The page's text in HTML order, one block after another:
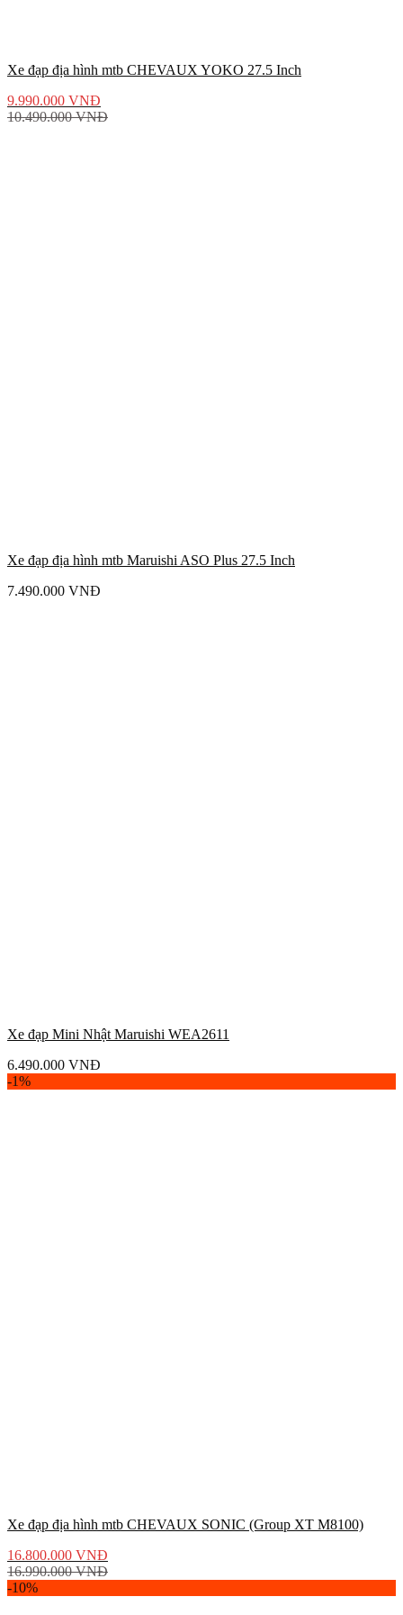
Xe đạp địa hình mtb CHEVAUX YOKO 27.5 Inch
9.990.000 VNĐ
10.490.000VNĐ
Xe đạp địa hình mtb Maruishi ASO Plus 27.5 Inch
7.490.000 VNĐ
Xe đạp Mini Nhật Maruishi WEA2611
6.490.000 VNĐ
-1%
Xe đạp địa hình mtb CHEVAUX SONIC (Group XT M8100)
16.800.000 VNĐ
16.990.000VNĐ
-10%